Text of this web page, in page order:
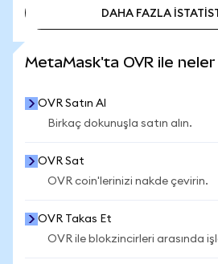
DAHA FAZLA
MetaMask'ta OVR ile neler
OVR Satın Al
Birkaç dokunuşla satın alın.
OVR Sat
OVR coin'lerinizi nakde çevirin.
OVR Takas Et
OVR ile blokzincirleri arasında